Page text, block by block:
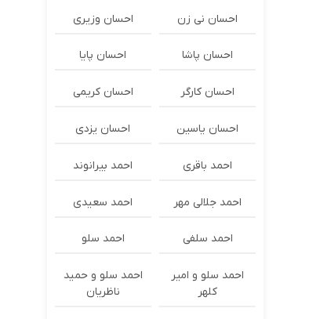
احسان نی زن احسان وزیری
احسان پاشا احسان پایا
احسان کارگر احسان کریمی
احسان یاسین احسان یزدی
احمد باقری احمد بیرانوند
احمد جلالی مهر احمد سعیدی
احمد سلفی احمد سلو
احمد سلو و امیر
کلهر
احمد سلو و حمید
ناظریان